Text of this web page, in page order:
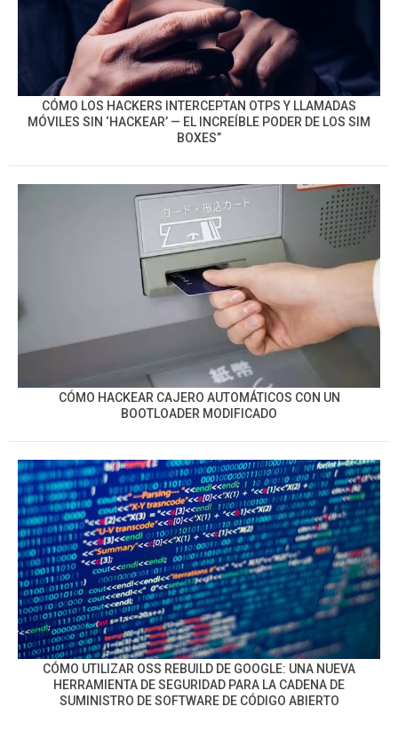
CÓMO LOS HACKERS INTERCEPTAN OTPS Y LLAMADAS
MÓVILES SIN ‘HACKEAR’ — EL INCREÍBLE PODER DE LOS SIM
BOXES”
CÓMO HACKEAR CAJERO AUTOMÁTICOS CON UN
BOOTLOADER MODIFICADO
CÓMO UTILIZAR OSS REBUILD DE GOOGLE: UNA NUEVA
HERRAMIENTA DE SEGURIDAD PARA LA CADENA DE
SUMINISTRO DE SOFTWARE DE CÓDIGO ABIERTO